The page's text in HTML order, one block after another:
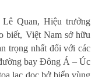
Quan, Hiệu trưởng
biết, Việt Nam sở hữu
trọng nhất đối với các
bay Đông Á – Úc
lạc dọc bở biển vùng